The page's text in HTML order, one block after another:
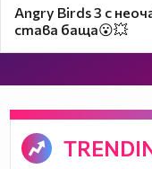
Angry Birds 3 с
става баща😮💥